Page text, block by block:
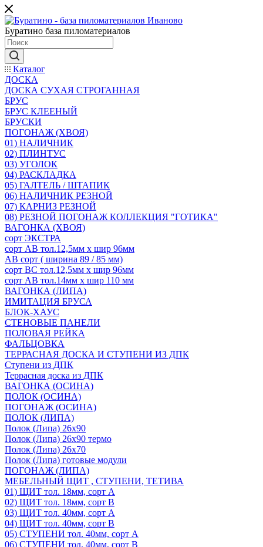
Буратино база пиломатериалов
Каталог
ДОСКА
ДОСКА СУХАЯ СТРОГАННАЯ
БРУС
БРУС КЛЕЕНЫЙ
БРУСКИ
ПОГОНАЖ (ХВОЯ)
01) НАЛИЧНИК
02) ПЛИНТУС
03) УГОЛОК
04) РАСКЛАДКА
05) ГАЛТЕЛЬ / ШТАПИК
06) НАЛИЧНИК РЕЗНОЙ
07) КАРНИЗ РЕЗНОЙ
08) РЕЗНОЙ ПОГОНАЖ КОЛЛЕКЦИЯ "ГОТИКА"
ВАГОНКА (ХВОЯ)
сорт ЭКСТРА
сорт АВ тол.12,5мм х шир 96мм
АВ сорт ( ширина 89 / 85 мм)
сорт ВС тол.12,5мм х шир 96мм
сорт АВ тол.14мм х шир 110 мм
ВАГОНКА (ЛИПА)
ИМИТАЦИЯ БРУСА
БЛОК-ХАУС
СТЕНОВЫЕ ПАНЕЛИ
ПОЛОВАЯ РЕЙКА
ФАЛЬЦОВКА
ТЕРРАСНАЯ ДОСКА И СТУПЕНИ ИЗ ДПК
Ступени из ДПК
Террасная доска из ДПК
ВАГОНКА (ОСИНА)
ПОЛОК (ОСИНА)
ПОГОНАЖ (ОСИНА)
ПОЛОК (ЛИПА)
Полок (Липа) 26х90
Полок (Липа) 26х90 термо
Полок (Липа) 26х70
Полок (Липа) готовые модули
ПОГОНАЖ (ЛИПА)
МЕБЕЛЬНЫЙ ЩИТ , СТУПЕНИ, ТЕТИВА
01) ЩИТ тол. 18мм, сорт А
02) ЩИТ тол. 18мм, сорт В
03) ЩИТ тол. 40мм, сорт А
04) ЩИТ тол. 40мм, сорт В
05) СТУПЕНИ тол. 40мм, сорт А
06) СТУПЕНИ тол. 40мм, сорт В